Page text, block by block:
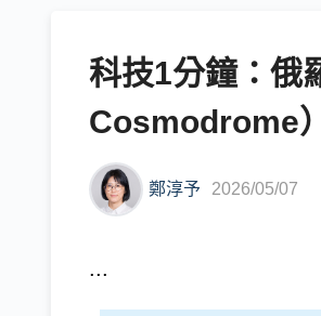
科技1分鐘：俄
Cosmodrome）
鄭淳予 2026/05/07
...